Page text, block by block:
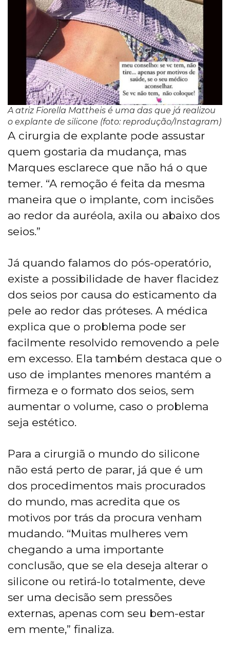
A atriz Fiorella Mattheis é uma das que já realizou
o explante de silicone (foto: reprodução/Instagram)
A cirurgia de explante pode assustar
quem gostaria da mudança, mas
Marques esclarece que não há o que
temer. “A remoção é feita da mesma
maneira que o implante, com incisões
ao redor da auréola, axila ou abaixo dos
seios.”
Já quando falamos do pós-operatório,
existe a possibilidade de haver flacidez
dos seios por causa do esticamento da
pele ao redor das próteses. A médica
explica que o problema pode ser
facilmente resolvido removendo a pele
em excesso. Ela também destaca que o
uso de implantes menores mantém a
firmeza e o formato dos seios, sem
aumentar o volume, caso o problema
seja estético.
Para a cirurgiã o mundo do silicone
não está perto de parar, já que é um
dos procedimentos mais procurados
do mundo, mas acredita que os
motivos por trás da procura venham
mudando. “Muitas mulheres vem
chegando a uma importante
conclusão, que se ela deseja alterar o
silicone ou retirá-lo totalmente, deve
ser uma decisão sem pressões
externas, apenas com seu bem-estar
em mente,” finaliza.